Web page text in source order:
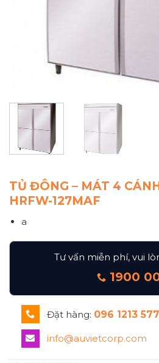
TỦ ĐÔNG – MÁT 4
HRFW-127MAF
a
Tư vấn miễn phí, vui
1900
Đặt hàng: 096 1213 577
info@auvietcorp.com